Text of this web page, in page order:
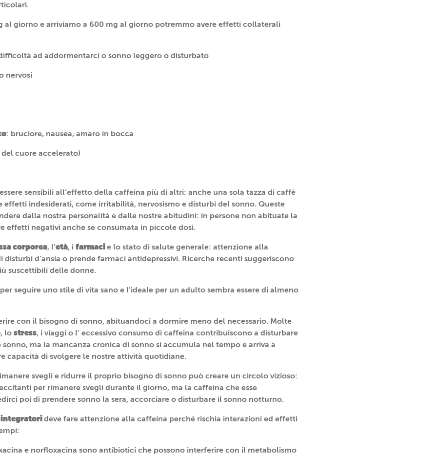
al giorno e arriviamo a 600 mg al giorno potremmo avere effetti collaterali
ad addormentarci o sonno leggero o disturbato
nervosi
: bruciore, nausea, amaro in bocca
cuore accelerato)
sensibili all’effetto della caffeina più di altri: anche una sola tazza di caffè
effetti indesiderati, come irritabilità, nervosismo e disturbi del sonno. Queste
dalla nostra personalità e dalle nostre abitudini: in persone non abituate la
effetti negativi anche se consumata in piccole dosi.
corporea, l’età, i farmacie lo stato di salute generale: attenzione alla
d’ansia o prende farmaci antidepressivi. Ricerche recenti suggeriscono
suscettibili delle donne.
seguire uno stile di vita sano e l’ideale per un adulto sembra essere di almeno
con il bisogno di sonno, abituandoci a dormire meno del necessario. Molte
, lo stress, i viaggi o l’ eccessivo consumo di caffeina contribuiscono a disturbare
ma la mancanza cronica di sonno si accumula nel tempo e arriva a
capacità di svolgere le nostre attività quotidiane.
svegli e ridurre il proprio bisogno di sonno può creare un circolo vizioso:
per rimanere svegli durante il giorno, ma la caffeina che esse
poi di prendere sonno la sera, accorciare o disturbare il sonno notturno.
integratorideve fare attenzione alla caffeina perché rischia interazioni ed effetti
e norfloxacina sono antibiotici che possono interferire con il metabolismo